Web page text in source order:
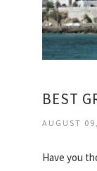
BEST
AUGUST
Have you